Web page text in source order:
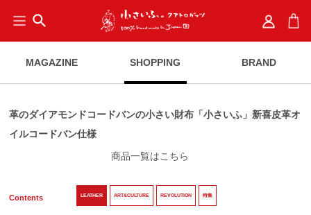
search
MAGAZINE SHOPPING BRAND
革のダイアモンドコードバンの小さい財布「小さいふ」新喜皮革オ
イルコードバン仕様
商品一覧はこちら
Contents LEATHER ART&CULTURE REVOLUTION 特集